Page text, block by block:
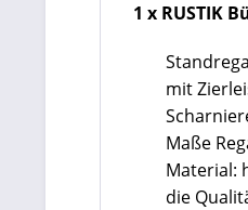
1 x RUSTIK
mit
Maße
Material:
die